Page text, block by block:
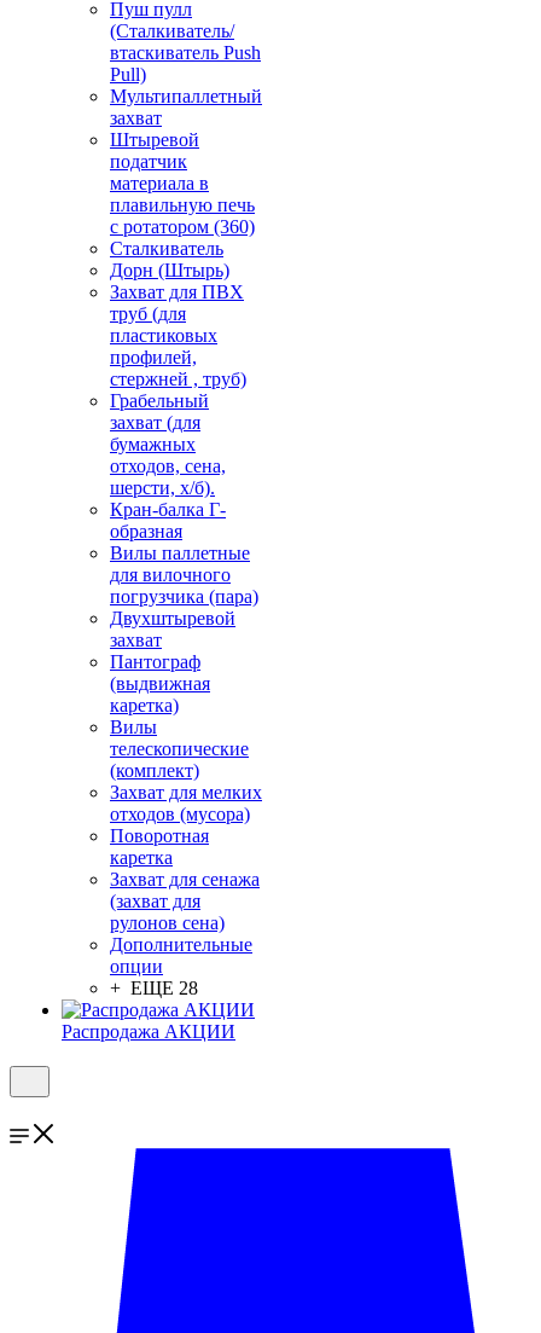
Пуш пулл
(Сталкиватель/
втаскиватель Push
Pull)
Мультипаллетный
захват
Штыревой
податчик
материала в
плавильную печь
с ротатором (360)
Сталкиватель
Дорн (Штырь)
Захват для ПВХ
труб (для
пластиковых
профилей,
стержней , труб)
Грабельный
захват (для
бумажных
отходов, сена,
шерсти, х/б).
Кран-балка Г-
образная
Вилы паллетные
для вилочного
погрузчика (пара)
Двухштыревой
захват
Пантограф
(выдвижная
каретка)
Вилы
телескопические
(комплект)
Захват для мелких
отходов (мусора)
Поворотная
каретка
Захват для сенажа
(захват для
рулонов сена)
Дополнительные
опции
+ ЕЩЕ 28
Распродажа АКЦИИ